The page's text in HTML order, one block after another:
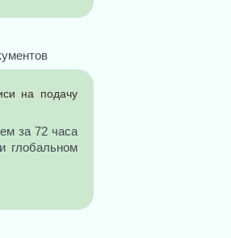
на подачу
за 72 часа
глобальном